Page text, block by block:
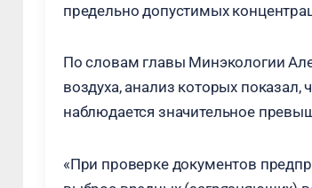
предельно допустимых
По словам главы Минэкологии
воздуха, анализ которых
наблюдается значительное
«При проверке документов